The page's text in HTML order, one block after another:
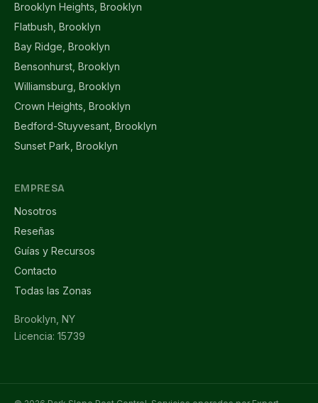
Brooklyn Heights, Brooklyn
Flatbush, Brooklyn
Bay Ridge, Brooklyn
Bensonhurst, Brooklyn
Williamsburg, Brooklyn
Crown Heights, Brooklyn
Bedford-Stuyvesant, Brooklyn
Sunset Park, Brooklyn
EMPRESA
Nosotros
Reseñas
Guías y Recursos
Contacto
Todas las Zonas
Brooklyn, NY
Licencia: 15739